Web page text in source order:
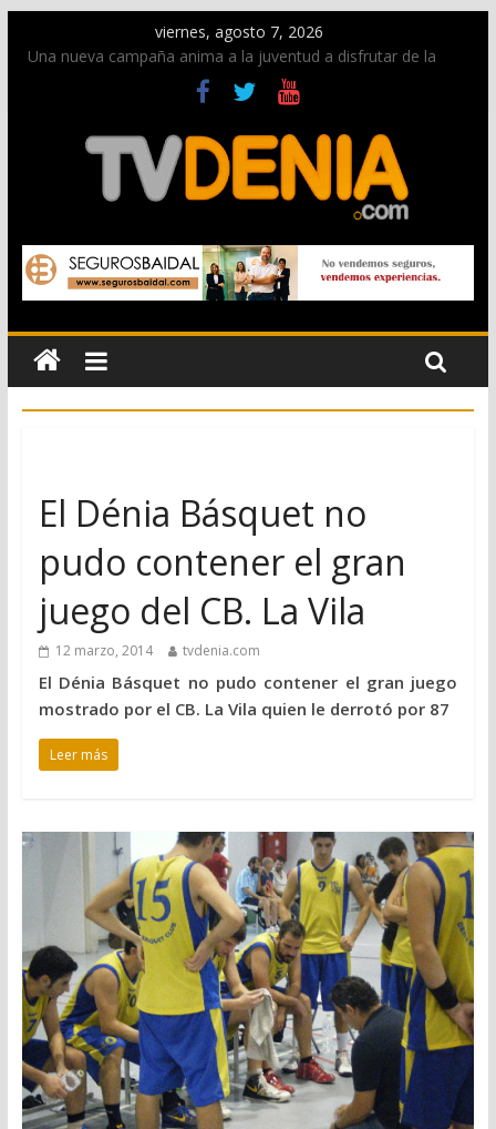
viernes, agosto 7, 2026
Una nueva campaña anima a la juventud a disfrutar de la
Paco Adsuar dona al Arxiu de Dénia más de 50.000 imágenes
de la memoria visual de la ciudad
La Entraeta Festera llena de ambiente la calle Marqués de
Campo con la recepción a la Capitanía Cristiana
El XII Festival de Jazz de Dénia reunirá durante agosto a
figuras nacionales e internacionales en los Jardins de
Torrecremada
Los Moros y Cristianos 2026 reciben las llaves de la ciudad y
dan inicio a las fiestas en Dénia
El Dénia Básquet no
pudo contener el gran
juego del CB. La Vila
12 marzo, 2014 tvdenia.com
El Dénia Básquet no pudo contener el gran juego
mostrado por el CB. La Vila quien le derrotó por 87
Leer más